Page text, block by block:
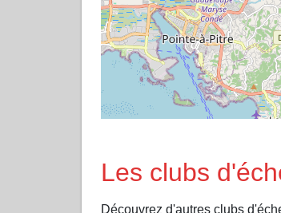
Les clubs
Découvrez d'autres clubs